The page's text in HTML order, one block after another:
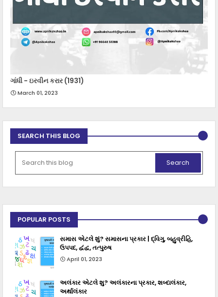
ગાંધી - ઇરવીન કરાર (1931)
March 01, 2023
SEARCH THIS BLOG
POPULAR POSTS
સમાસ એટલે શું? સમાસના પ્રકાર | દ્વિગુ, બહુવ્રીહિ,
ઉપપદ, દ્વંદ્વ, તત્પુરુષ
April 01, 2023
અલંકાર એટલે શુ? અલંકારના પ્રકાર, શબ્દાલંકાર,
અર્થાલંકાર